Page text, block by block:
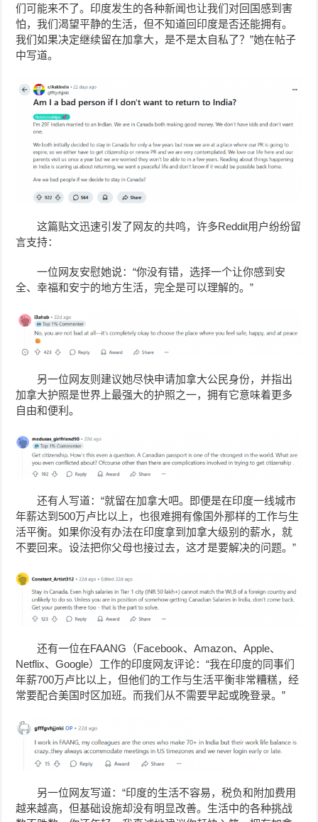
们可能来不了。印度发生的各种新闻也让我们对回国感到害
怕，我们渴望平静的生活，但不知道回印度是否还能拥有。
我们如果决定继续留在加拿大，是不是太自私了？”她在帖子
中写道。
这篇贴文迅速引发了网友的共鸣，许多Reddit用户纷纷留
言支持：
一位网友安慰她说：“你没有错，选择一个让你感到安
全、幸福和安宁的地方生活，完全是可以理解的。”
另一位网友则建议她尽快申请加拿大公民身份，并指出
加拿大护照是世界上最强大的护照之一，拥有它意味着更多
自由和便利。
还有人写道：“就留在加拿大吧。即便是在印度一线城市
年薪达到500万卢比以上，也很难拥有像国外那样的工作与生
活平衡。如果你没有办法在印度拿到加拿大级别的薪水，就
不要回来。设法把你父母也接过去，这才是要解决的问题。”
还有一位在FAANG（Facebook、Amazon、Apple、
Netflix、Google）工作的印度网友评论：“我在印度的同事们
年薪700万卢比以上，但他们的工作与生活平衡非常糟糕，经
常要配合美国时区加班。而我们从不需要早起或晚登录。”
另一位网友写道：“印度的生活不容易，税负和附加费用
越来越高，但基础设施却没有明显改善。生活中的各种挑战